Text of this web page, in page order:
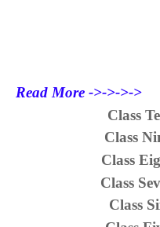
Read More ->->->->
Class
Class
Class
Class
Class